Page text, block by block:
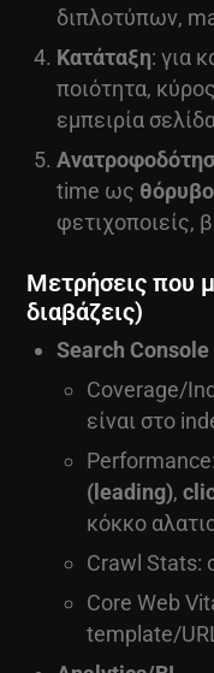
διπλοτύπων,
Κατάταξη: για
ποιότητα,
εμπειρία
time ως
φετιχοποιείς,
Μετρήσεις που
διαβάζεις)
Search Console
Coverage/
είναι στο
(leading),
κόκκο
Crawl Stats:
Core Web
template/